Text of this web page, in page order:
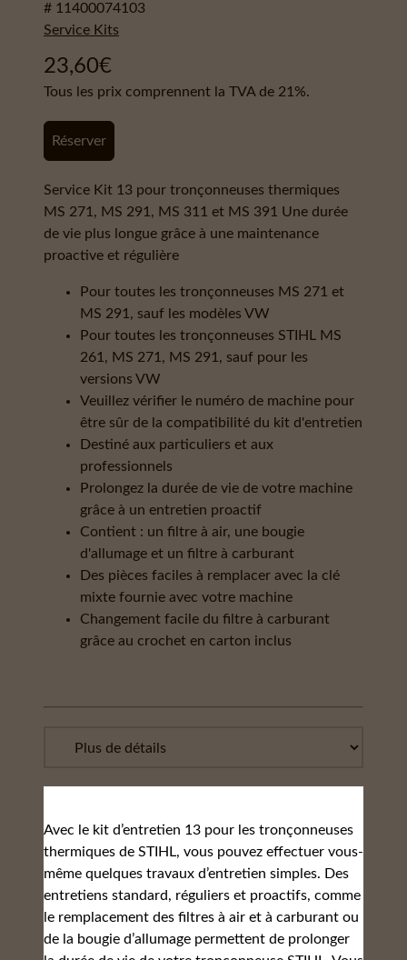
# 11400074103
Service Kits
23,60€
Tous les prix comprennent la TVA de 21%.
Réserver
Service Kit 13 pour tronçonneuses thermiques
MS 271, MS 291, MS 311 et MS 391 Une durée
de vie plus longue grâce à une maintenance
proactive et régulière
Pour toutes les tronçonneuses MS 271 et
MS 291, sauf les modèles VW
Pour toutes les tronçonneuses STIHL MS
261, MS 271, MS 291, sauf pour les
versions VW
Veuillez vérifier le numéro de machine pour
être sûr de la compatibilité du kit d'entretien
Destiné aux particuliers et aux
professionnels
Prolongez la durée de vie de votre machine
grâce à un entretien proactif
Contient : un filtre à air, une bougie
d'allumage et un filtre à carburant
Des pièces faciles à remplacer avec la clé
mixte fournie avec votre machine
Changement facile du filtre à carburant
grâce au crochet en carton inclus
Avec le kit d’entretien 13 pour les tronçonneuses
thermiques de STIHL, vous pouvez effectuer vous-
même quelques travaux d’entretien simples. Des
entretiens standard, réguliers et proactifs, comme
le remplacement des filtres à air et à carburant ou
de la bougie d’allumage permettent de prolonger